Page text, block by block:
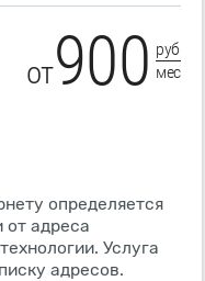
от900 руб
мес
определяется
от адреса
Услуга
адресов.